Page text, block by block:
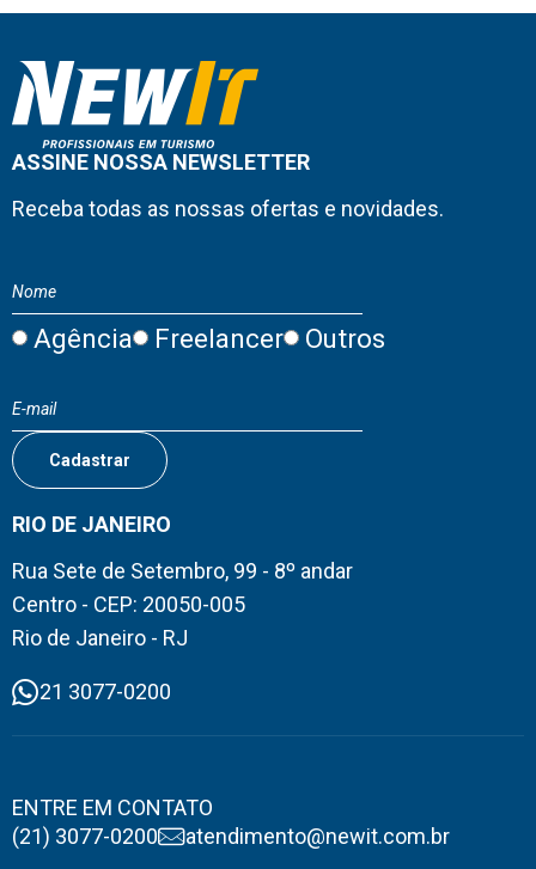
ASSINE NOSSA NEWSLETTER
Receba todas as nossas ofertas e novidades.
Agência Freelancer Outros
RIO DE JANEIRO
Rua Sete de Setembro, 99 - 8º andar
Centro - CEP: 20050-005
Rio de Janeiro - RJ
21 3077-0200
ENTRE EM CONTATO
(21) 3077-0200
atendimento@newit.com.br